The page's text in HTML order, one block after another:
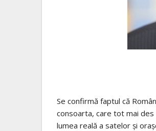
Se confirmă faptul că
consoarta, care tot mai
lumea reală a satelor şi